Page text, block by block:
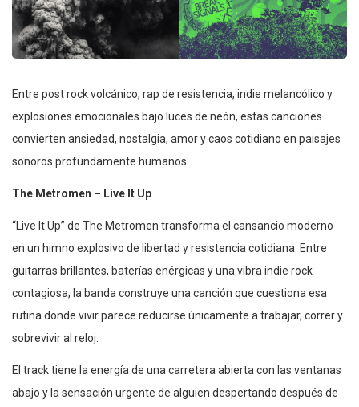
Entre post rock volcánico, rap de resistencia, indie melancólico y
explosiones emocionales bajo luces de neón, estas canciones
convierten ansiedad, nostalgia, amor y caos cotidiano en paisajes
sonoros profundamente humanos.
The Metromen – Live It Up
“Live It Up” de The Metromen transforma el cansancio moderno
en un himno explosivo de libertad y resistencia cotidiana. Entre
guitarras brillantes, baterías enérgicas y una vibra indie rock
contagiosa, la banda construye una canción que cuestiona esa
rutina donde vivir parece reducirse únicamente a trabajar, correr y
sobrevivir al reloj.
El track tiene la energía de una carretera abierta con las ventanas
abajo y la sensación urgente de alguien despertando después de